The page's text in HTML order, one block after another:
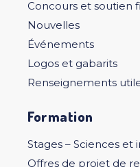
Concours et soutien
Nouvelles
Événements
Logos et gabarits
Renseignements
Formation
Stages – Sciences et
Offres de projet de